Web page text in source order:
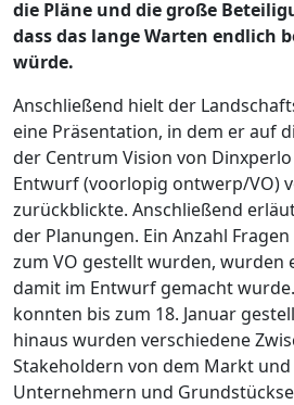
die Pläne und die große
dass das lange Warten endlich
würde.
Anschließend hielt der
eine Präsentation, in dem er auf
der Centrum Vision von
Entwurf (voorlopig ontwerp/VO)
zurückblickte. Anschließend
der Planungen. Ein Anzahl
zum VO gestellt wurden, wurden
damit im Entwurf gemacht
konnten bis zum 18. Januar
hinaus wurden verschiedene
Stakeholdern von dem Markt
Unternehmern und